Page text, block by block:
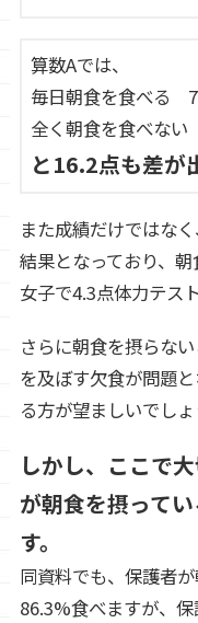
算数Aでは、
毎日朝食を食べる
全く朝食を食べな
と16.2点も差が
また成績だけではな
結果となっており、朝
女子で4.3点体力テス
さらに朝食を摂らな
を及ぼす欠食が問題
る方が望ましいでしょ
しかし、ここで
が朝食を摂って
す。
同資料でも、保護者
86.3%食べますが、